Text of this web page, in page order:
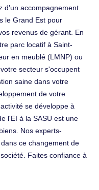
d'un accompagnement
le Grand Est pour
revenus de gérant. En
parc locatif à Saint-
en meublé (LMNP) ou
secteur s'occupent
saine dans votre
de votre
se développe à
l'EI à la SASU est une
Nos experts-
ce changement de
Faites confiance à